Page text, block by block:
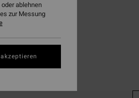
ablehnen
zur Messung